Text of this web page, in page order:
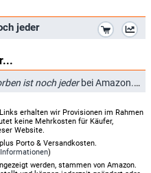
jeder
ist noch jederbei Amazon.de
erhalten wir Provisionen im Rahmen
keine Mehrkosten für Käufer,
Website.
Porto & Versandkosten.
)
werden, stammen von Amazon.